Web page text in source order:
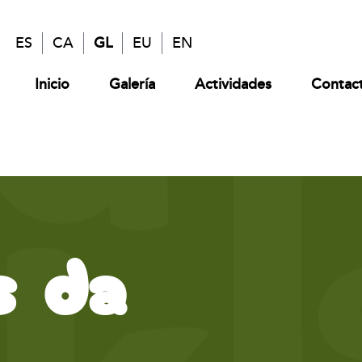
ES CA GL EU EN
Inicio Galería Actividades
da